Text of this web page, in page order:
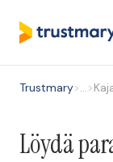
Trustmary>…>
Löydä